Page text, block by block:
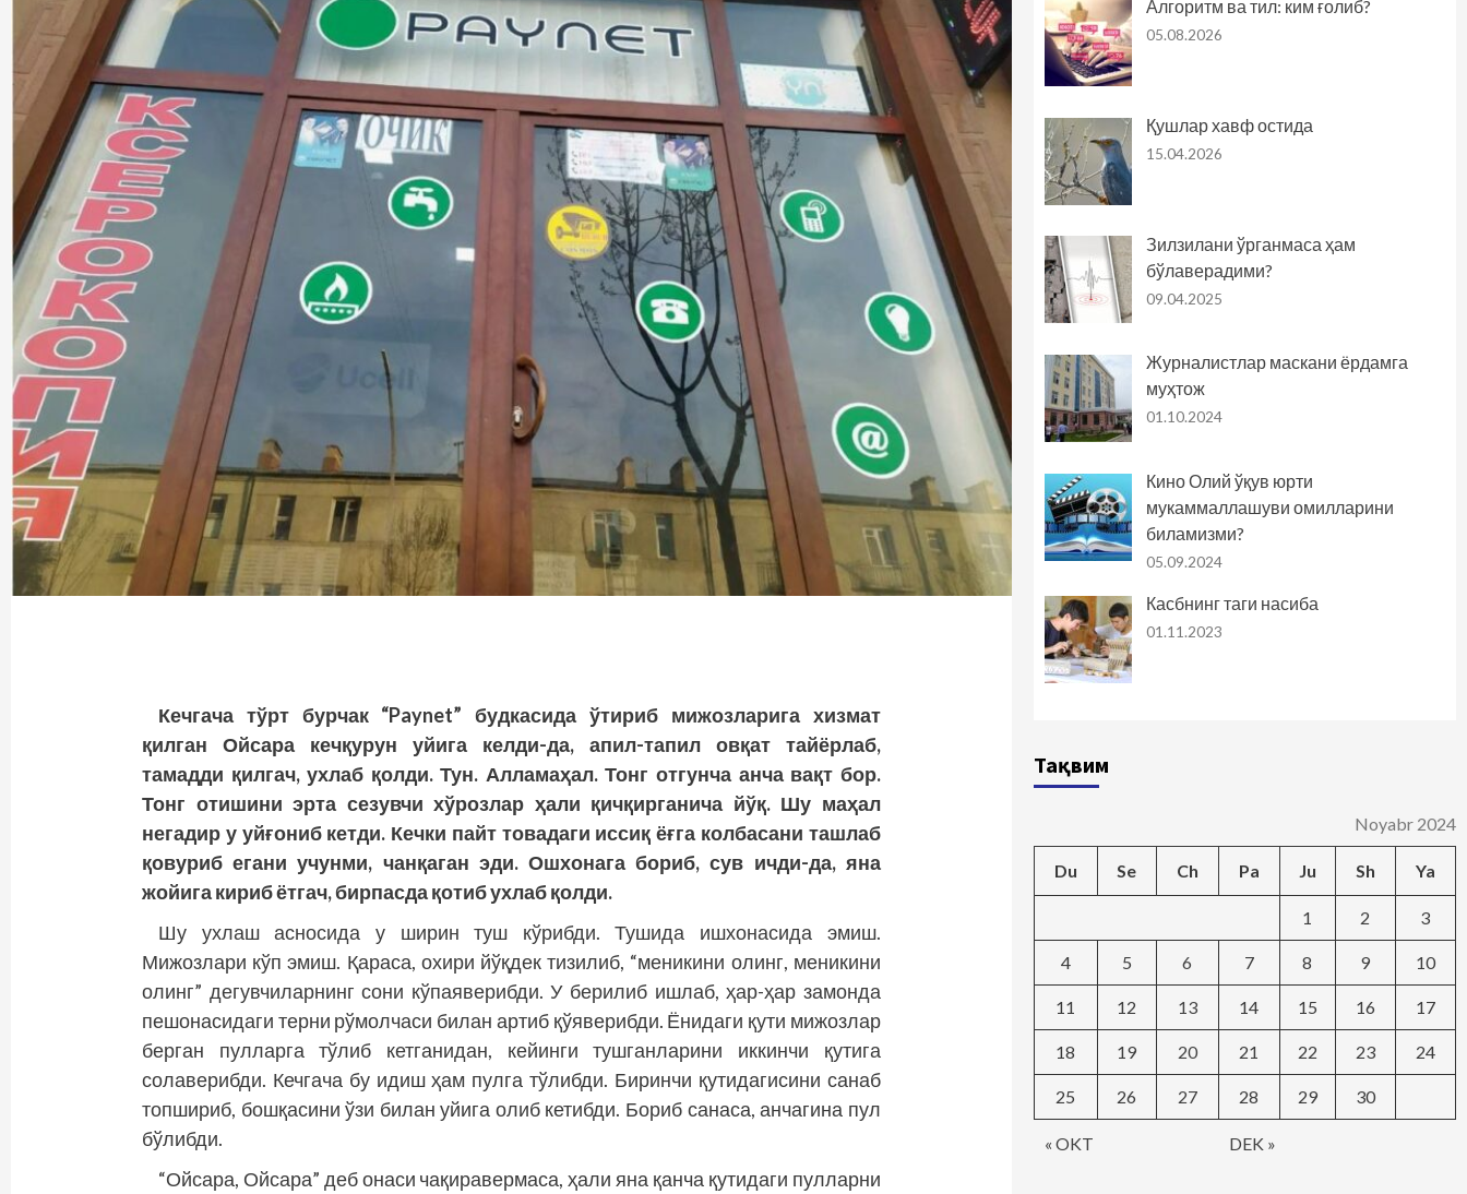
Кечгача тўрт бурчак “Paynet” будкасида ўтириб мижозларига хизмат
қилган Ойсара кечқурун уйига келди-да, апил-тапил овқат тай­ёрлаб,
тамадди қилгач, ухлаб қолди. Тун. Алламаҳал. Тонг отгунча анча вақт бор.
Тонг отишини эрта сезувчи хўрозлар ҳали қичқирганича йўқ. Шу маҳал
негадир у уйғониб кетди. Кечки пайт товадаги иссиқ ёғга колбасани ташлаб
қовуриб егани учунми, чанқаган эди. Ошхонага бориб, сув ичди-да, яна
жойига кириб ётгач, бирпасда қотиб ухлаб қолди.
Шу ухлаш асносида у ширин туш кўрибди. Тушида ишхонасида эмиш.
Мижозлари кўп эмиш. Қараса, охири йўқдек тизилиб, “меникини олинг, меникини
олинг” дегувчиларнинг сони кўпаяверибди. У берилиб ишлаб, ҳар-ҳар замонда
пешонасидаги терни рўмолчаси билан артиб қўяверибди. Ёнидаги қути мижозлар
берган пулларга тўлиб кетганидан, кейинги тушганларини иккинчи қутига
солаверибди. Кечгача бу идиш ҳам пулга тўлибди. Биринчи қутидагисини санаб
топшириб, бошқасини ўзи билан уйига олиб кетибди. Бориб санаса, анчагина пул
бўлибди.
“Ойсара, Ойсара” деб онаси чақиравермаса, ҳали яна қанча қутидаги пулларни
Алгоритм ва тил: ким ғолиб?
05.08.2026
Қушлар хавф остида
15.04.2026
Зилзилани ўрганмаса ҳам
бўлаверадими?
09.04.2025
Журналистлар маскани ёрдамга
муҳтож
01.10.2024
Кино Олий ўқув юрти
мукаммаллашуви омилларини
биламизми?
05.09.2024
Касбнинг таги насиба
01.11.2023
Тақвим
Noyabr 2024
Du Se Ch Pa Ju Sh Ya
« OKT DEK »
1 2 3
4 5 6 7 8 9 10
11 12 13 14 15 16 17
18 19 20 21 22 23 24
25 26 27 28 29 30